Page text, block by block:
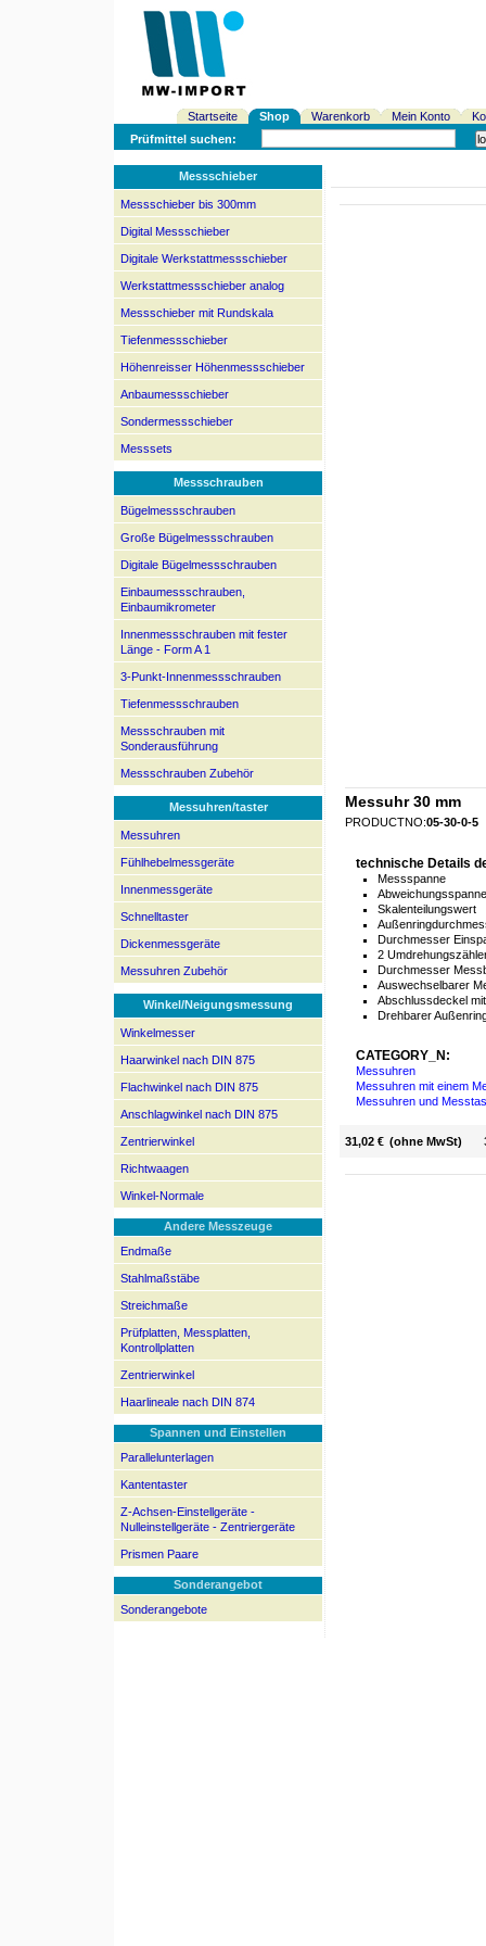
Startseite Shop Warenkorb Mein Konto
Prüfmittel suchen:
Messschieber
Messschieber bis 300mm
Digital Messschieber
Digitale Werkstattmessschieber
Werkstattmessschieber analog
Messschieber mit Rundskala
Tiefenmessschieber
Höhenreisser Höhenmessschieber
Anbaumessschieber
Sondermessschieber
Messsets
Messschrauben
Bügelmessschrauben
Große Bügelmessschrauben
Digitale Bügelmessschrauben
Einbaumessschrauben,
Einbaumikrometer
Innenmessschrauben mit fester
Länge - Form A 1
3-Punkt-Innenmessschrauben
Tiefenmessschrauben
Messschrauben mit
Sonderausführung
Messschrauben Zubehör
Messuhren/taster
Messuhren
Fühlhebelmessgeräte
Innenmessgeräte
Schnelltaster
Dickenmessgeräte
Messuhren Zubehör
Winkel/Neigungsmessung
Winkelmesser
Haarwinkel nach DIN 875
Flachwinkel nach DIN 875
Anschlagwinkel nach DIN 875
Zentrierwinkel
Richtwaagen
Winkel-Normale
Andere Messzeuge
Endmaße
Stahlmaßstäbe
Streichmaße
Prüfplatten, Messplatten,
Kontrollplatten
Zentrierwinkel
Haarlineale nach DIN 874
Spannen und Einstellen
Parallelunterlagen
Kantentaster
Z-Achsen-Einstellgeräte -
Nulleinstellgeräte - Zentriergeräte
Prismen Paare
Sonderangebot
Sonderangebote
Messuhr 30 mm
PRODUCTNO:05-30-0-5
technische Details
Messspanne
Abweichungsspanne
Skalenteilungswert
Durchmesser
2
Durchmesser
Auswechselbarer
Abschlussdeckel
Drehbarer
CATEGORY_N:
Messuhren
Messuhren mit einem
Messuhren und
31,02 € (ohne MwSt)